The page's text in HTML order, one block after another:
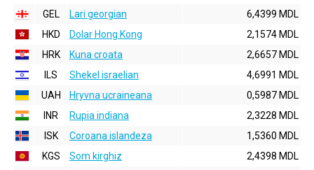
GEL
Lari georgian
6,4399 MDL
HKD
Dolar Hong Kong
2,1574 MDL
HRK
Kuna croata
2,6657 MDL
ILS
Shekel israelian
4,6991 MDL
UAH
Hryvna ucraineana
0,5987 MDL
INR
Rupia indiana
2,3228 MDL
ISK
Coroana islandeza
1,5360 MDL
KGS
Som kirghiz
2,4398 MDL